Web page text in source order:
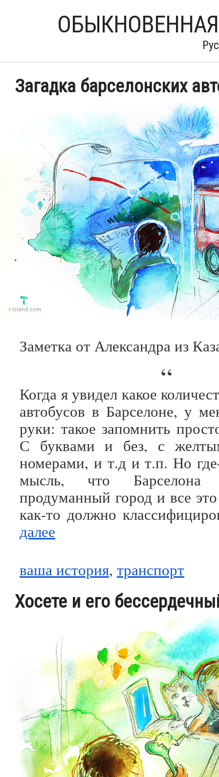
Загадка барселонских
Заметка от Александра из
“
Когда я увидел какое
автобусов в Барселоне, у
руки: такое запомнить
С буквами и без, с
номерами, и т.д и т.п. Но
мысль, что
продуманный город и все
как-то должно
далее
ваша история, транспорт
Хосете и его